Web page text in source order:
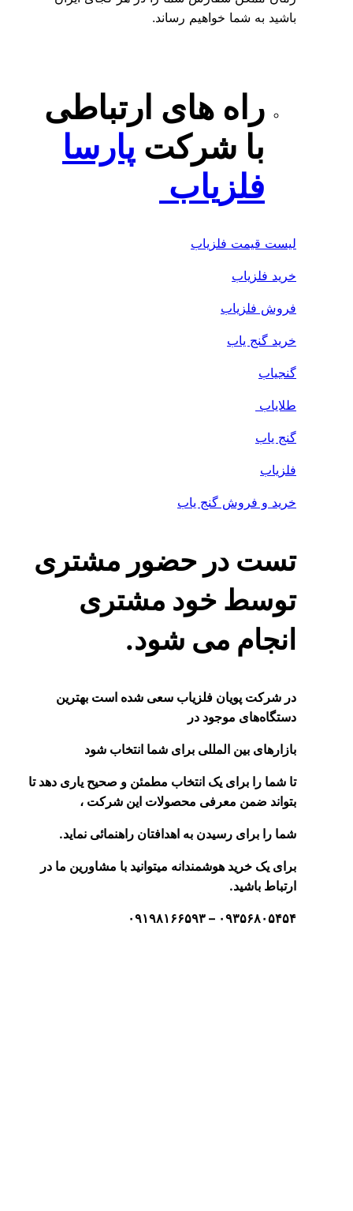
باشید به شما خواهیم رساند.
راه های ارتباطی
با شرکتپارسا
فلزیاب
لیست قیمت فلزیاب
خرید فلزیاب
فروش فلزیاب
خرید گنج یاب
خرید و فروش گنج یاب
تست در حضور مشتری
توسط خود مشتری
انجام می شود.
در شرکت پویان فلزیاب سعی شده است بهترین
دستگاه‌های موجود در
بازار‌های بین المللی برای شما انتخاب شود
تا شما را برای یک انتخاب مطمئن و صحیح یاری دهد تا
بتواند ضمن معرفی محصولات این شرکت ،
شما را برای رسیدن به اهدافتان راهنمائی نماید.
برای یک خرید هوشمندانه میتوانید با مشاورین ما در
ارتباط باشید.
۰۹۳۵۶۸۰۵۴۵۴ – ۰۹۱۹۸۱۶۶۵۹۳